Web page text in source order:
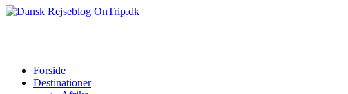
Forside
Destinationer